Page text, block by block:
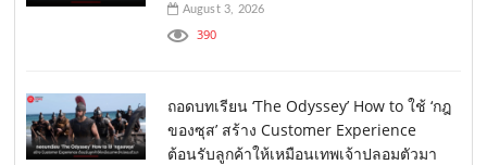
August 3, 2026
390
ถอดบทเรียน ‘The Odyssey’ How to ใช้ ‘กฎ
ของซุส’ สร้าง Customer Experience
ต้อนรับลูกค้าให้เหมือนเทพเจ้าปลอมตัวมา